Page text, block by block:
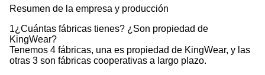
Resumen de la empresa y producción
1¿Cuántas fábricas tienes? ¿Son propiedad de
KingWear?
Tenemos 4 fábricas, una es propiedad de KingWear, y las
otras 3 son fábricas cooperativas a largo plazo.